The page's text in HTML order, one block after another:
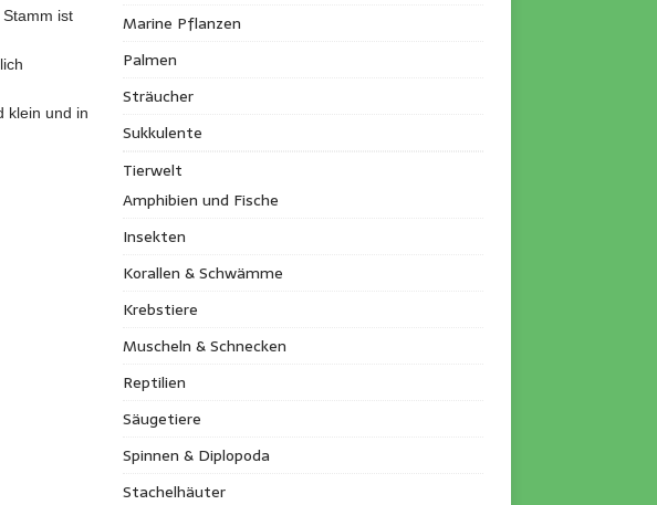
ist
klein und in
Marine Pflanzen
Palmen
Sträucher
Sukkulente
Tierwelt
Amphibien und Fische
Insekten
Korallen & Schwämme
Krebstiere
Muscheln & Schnecken
Reptilien
Säugetiere
Spinnen & Diplopoda
Stachelhäuter